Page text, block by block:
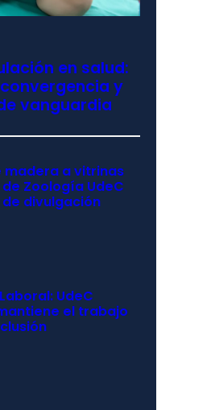
en salud:
y
vanguardia
madera a vitrinas
Zoología UdeC
divulgación
UdeC
el trabajo